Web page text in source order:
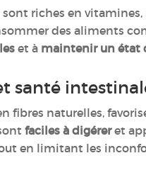
sont riches en
des aliments
et à maintenir un état
santé
fibres naturelles,
faciles à digéreret
en limitant les